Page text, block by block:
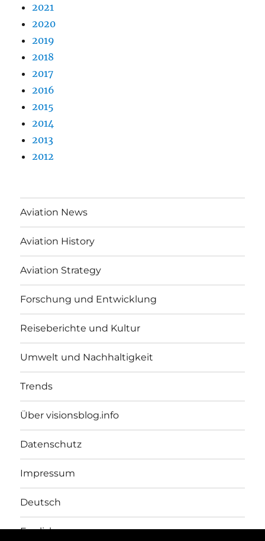
2021
2020
2019
2018
2017
2016
2015
2014
2013
2012
Aviation News
Aviation History
Aviation Strategy
Forschung und Entwicklung
Reiseberichte und Kultur
Umwelt und Nachhaltigkeit
Trends
Über visionsblog.info
Datenschutz
Impressum
Deutsch
English